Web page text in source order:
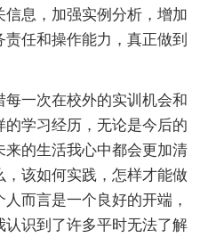
息，加强实例分析，增加
任和操作能力，真正做到
一次在校外的实训机会和
学习经历，无论是今后的
的生活我心中都会更加清
该如何实践，怎样才能做
而言是一个良好的开端，
识到了许多平时无法了解